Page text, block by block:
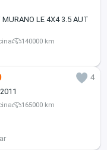
LE 4X4 3.5 AUT
140000 km
4
165000 km